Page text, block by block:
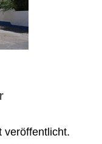
veröffentlicht.